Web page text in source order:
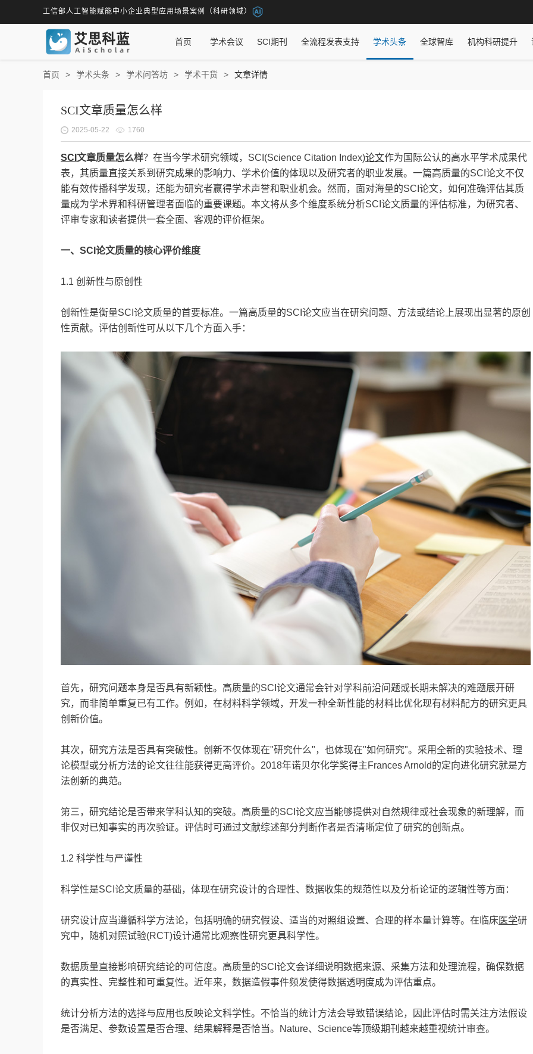
工信部人工智能赋能中小企业典型应用场景案例（科研领域）
首页 学术会议 SCI期刊 全流程发表支持 学术头条 全球智库 机构科研提升
首页 学术头条 学术问答坊 学术干货 文章详情
SCI文章质量怎么样
2025-05-22 1760
SCI 文章质量怎么样？在当今学术研究领域，SCI(Science Citation Index)论文作为国际公认的高水平学术成果代
表，其质量直接关系到研究成果的影响力、学术价值的体现以及研究者的职业发展。一篇高质量的SCI论文不仅
能有效传播科学发现，还能为研究者赢得学术声誉和职业机会。然而，面对海量的SCI论文，如何准确评估其质
量成为学术界和科研管理者面临的重要课题。本文将从多个维度系统分析SCI论文质量的评估标准，为研究者、
评审专家和读者提供一套全面、客观的评价框架。
一、SCI论文质量的核心评价维度
1.1 创新性与原创性
创新性是衡量SCI论文质量的首要标准。一篇高质量的SCI论文应当在研究问题、方法或结论上展现出显著的原创
性贡献。评估创新性可从以下几个方面入手：
首先，研究问题本身是否具有新颖性。高质量的SCI论文通常会针对学科前沿问题或长期未解决的难题展开研
究，而非简单重复已有工作。例如，在材料科学领域，开发一种全新性能的材料比优化现有材料配方的研究更具
创新价值。
其次，研究方法是否具有突破性。创新不仅体现在"研究什么"，也体现在"如何研究"。采用全新的实验技术、理
论模型或分析方法的论文往往能获得更高评价。2018年诺贝尔化学奖得主Frances Arnold的定向进化研究就是方
法创新的典范。
第三，研究结论是否带来学科认知的突破。高质量的SCI论文应当能够提供对自然规律或社会现象的新理解，而
非仅对已知事实的再次验证。评估时可通过文献综述部分判断作者是否清晰定位了研究的创新点。
1.2 科学性与严谨性
科学性是SCI论文质量的基础，体现在研究设计的合理性、数据收集的规范性以及分析论证的逻辑性等方面：
研究设计应当遵循科学方法论，包括明确的研究假设、适当的对照组设置、合理的样本量计算等。在临床医学研
究中，随机对照试验(RCT)设计通常比观察性研究更具科学性。
数据质量直接影响研究结论的可信度。高质量的SCI论文会详细说明数据来源、采集方法和处理流程，确保数据
的真实性、完整性和可重复性。近年来，数据造假事件频发使得数据透明度成为评估重点。
统计分析方法的选择与应用也反映论文科学性。不恰当的统计方法会导致错误结论，因此评估时需关注方法假设
是否满足、参数设置是否合理、结果解释是否恰当。Nature、Science等顶级期刊越来越重视统计审查。